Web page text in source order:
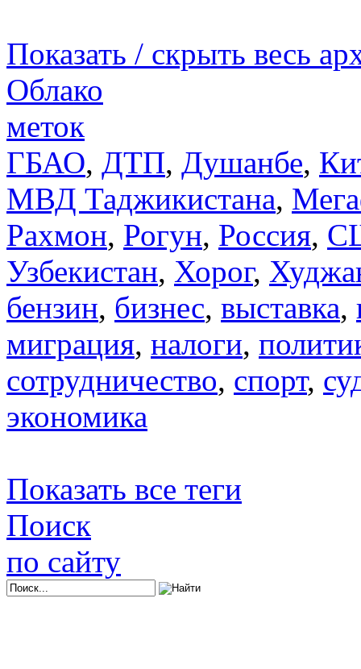
Показать / скрыть весь
Облако
меток
ГБАО, ДТП, Душанбе,
МВД Таджикистана,
Рахмон, Рогун, Россия,
Узбекистан, Хорог,
бензин, бизнес, выставка,
миграция, налоги,
сотрудничество, спорт,
экономика
Показать все теги
Поиск
по сайту